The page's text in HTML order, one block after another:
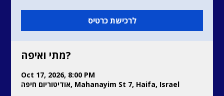
לרכישת כרטיס
מתי ואיפה?
Oct 17, 2026, 8:00 PM
אודיטוריום חיפה, Mahanayim St 7, Haifa, Israel